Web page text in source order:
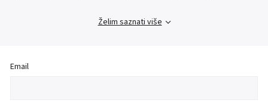
Želim saznati više
Email